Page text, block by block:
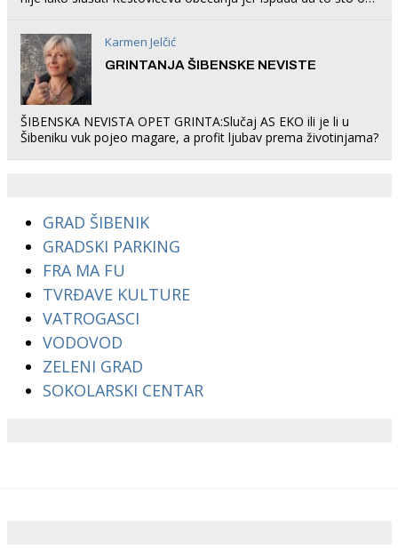
Karmen Jelčić
GRINTANJA ŠIBENSKE NEVISTE
ŠIBENSKA NEVISTA OPET GRINTA:Slučaj AS EKO ili je li u
Šibeniku vuk pojeo magare, a profit ljubav prema životinjama?
GRAD ŠIBENIK
GRADSKI PARKING
FRA MA FU
TVRĐAVE KULTURE
VATROGASCI
VODOVOD
ZELENI GRAD
SOKOLARSKI CENTAR